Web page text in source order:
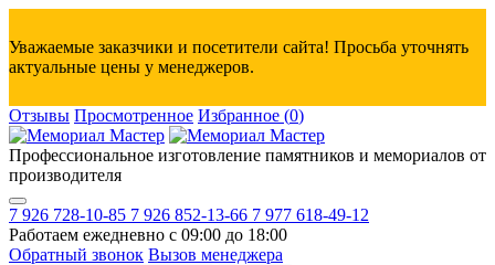
Уважаемые заказчики и посетители сайта! Просьба уточнять
актуальные цены у менеджеров.
Отзывы Просмотренное Избранное (0)
Профессиональное изготовление памятников и мемориалов от
производителя
7 926 728-10-85 7 926 852-13-66 7 977 618-49-12
Работаем ежедневно с 09:00 до 18:00
Обратный звонок Вызов менеджера